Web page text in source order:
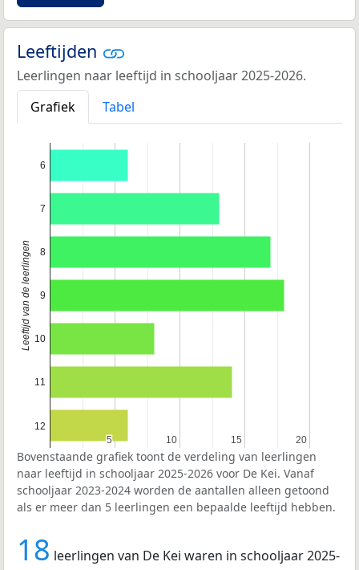
Leeftijden
Leerlingen naar leeftijd in schooljaar 2025-2026.
Grafiek
Tabel
5
5 10
10 15
15 20
20
6
7
8
9
10
11
12
Leeftijd van de leerlingen
Bovenstaande grafiek toont de verdeling van leerlingen
naar leeftijd in schooljaar 2025-2026 voor De Kei. Vanaf
schooljaar 2023-2024 worden de aantallen alleen getoond
als er meer dan 5 leerlingen een bepaalde leeftijd hebben.
18 leerlingen van De Kei waren in schooljaar 2025-